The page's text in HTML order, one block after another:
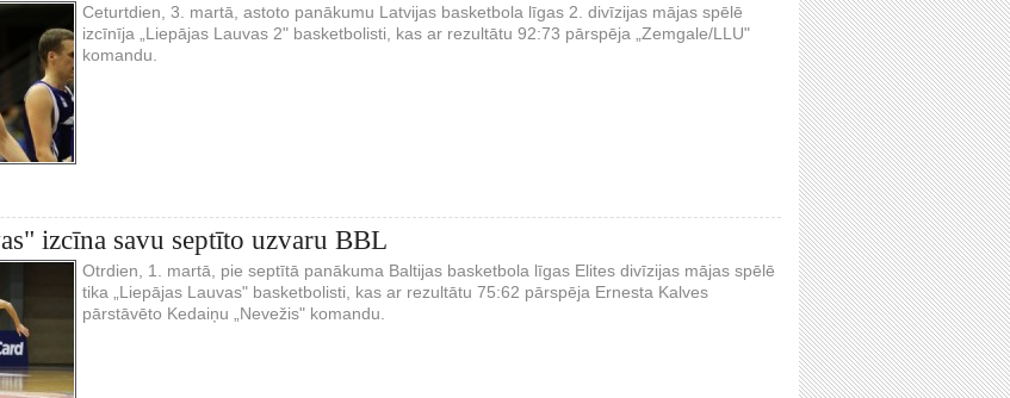
Ceturtdien, 3. martā, astoto panākumu Latvijas basketbola līgas 2. divīzijas mājas spēlē
izcīnīja „Liepājas Lauvas 2" basketbolisti, kas ar rezultātu 92:73 pārspēja „Zemgale/LLU"
komandu.
izcīna savu septīto uzvaru BBL
Otrdien, 1. martā, pie septītā panākuma Baltijas basketbola līgas Elites divīzijas mājas spēlē
tika „Liepājas Lauvas" basketbolisti, kas ar rezultātu 75:62 pārspēja Ernesta Kalves
pārstāvēto Kedaiņu „Nevežis" komandu.